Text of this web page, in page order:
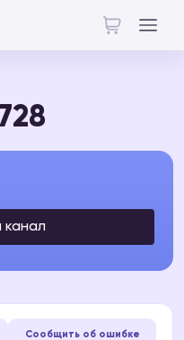
канал
Сообщить об ошибке